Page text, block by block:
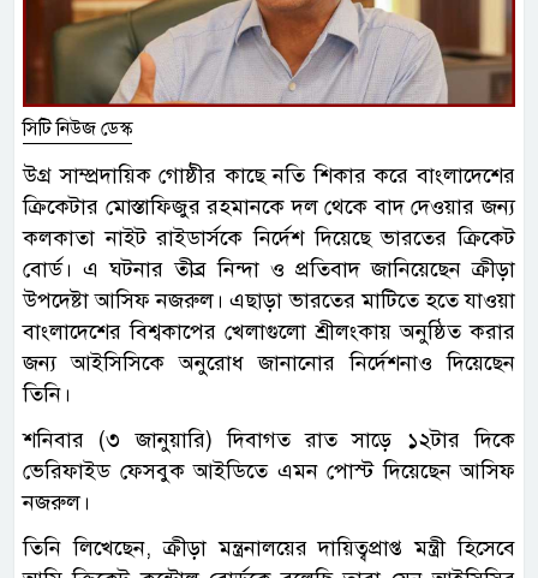
সিটি নিউজ ডেস্ক
উগ্র সাম্প্রদায়িক গোষ্ঠীর কাছে নতি শিকার করে বাংলাদেশের
ক্রিকেটার মোস্তাফিজুর রহমানকে দল থেকে বাদ দেওয়ার জন্য
কলকাতা নাইট রাইডার্সকে নির্দেশ দিয়েছে ভারতের ক্রিকেট
বোর্ড। এ ঘটনার তীব্র নিন্দা ও প্রতিবাদ জানিয়েছেন ক্রীড়া
উপদেষ্টা আসিফ নজরুল। এছাড়া ভারতের মাটিতে হতে যাওয়া
বাংলাদেশের বিশ্বকাপের খেলাগুলো শ্রীলংকায় অনুষ্ঠিত করার
জন্য আইসিসিকে অনুরোধ জানানোর নির্দেশনাও দিয়েছেন
তিনি।
শনিবার (৩ জানুয়ারি) দিবাগত রাত সাড়ে ১২টার দিকে
ভেরিফাইড ফেসবুক আইডিতে এমন পোস্ট দিয়েছেন আসিফ
নজরুল।
তিনি লিখেছেন, ক্রীড়া মন্ত্রনালয়ের দায়িত্বপ্রাপ্ত মন্ত্রী হিসেবে